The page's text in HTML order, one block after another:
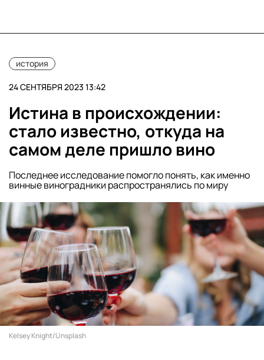
история
24 СЕНТЯБРЯ 2023 13:42
Истина в происхождении:
стало известно, откуда на
самом деле пришло вино
Последнее исследование помогло понять, как именно
винные виноградники распространялись по миру
Kelsey Knight/Unsplash